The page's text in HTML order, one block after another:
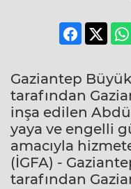
Gaziantep
tarafından
inşa edilen
yaya ve engelli
amacıyla
(İGFA) -
tarafından